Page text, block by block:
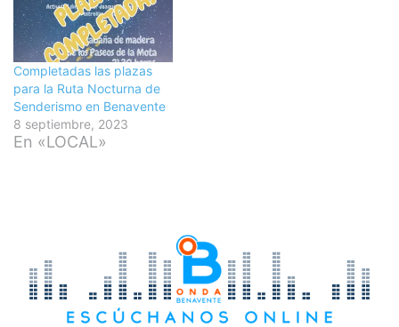
Completadas las plazas
para la Ruta Nocturna de
Senderismo en Benavente
8 septiembre, 2023
En «LOCAL»